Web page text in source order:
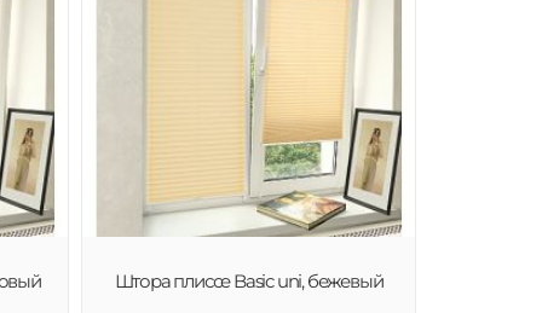
Штора плиссе Basic uni, бежевый